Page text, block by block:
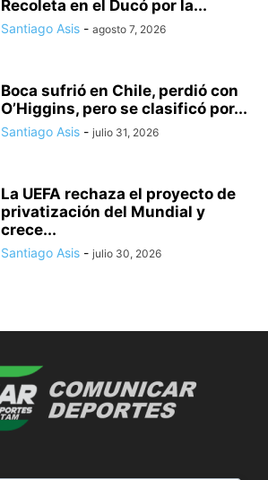
Recoleta en el Ducó por la...
Santiago Asis - agosto 7, 2026
Boca sufrió en Chile, perdió con
O’Higgins, pero se clasificó por...
Santiago Asis - julio 31, 2026
La UEFA rechaza el proyecto de
privatización del Mundial y
crece...
Santiago Asis - julio 30, 2026